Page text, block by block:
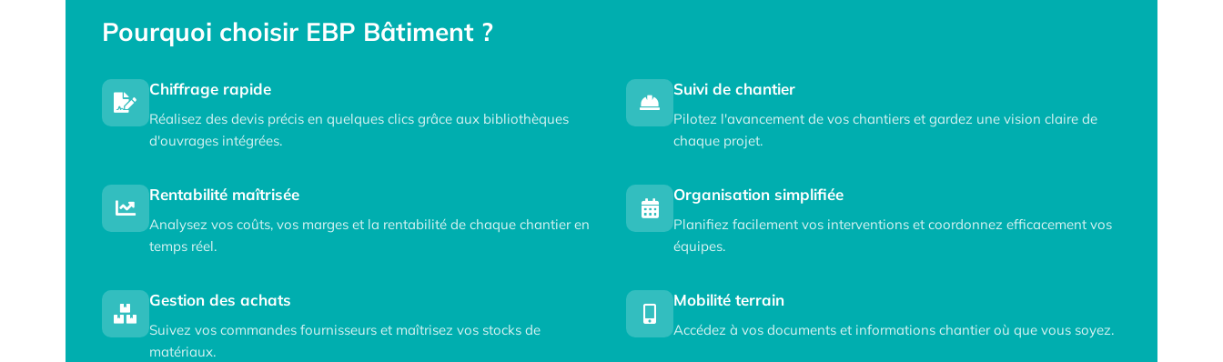
Pourquoi choisir EBP Bâtiment ?
Chiffrage rapide
Réalisez des devis précis en quelques clics grâce aux bibliothèques
d'ouvrages intégrées.
Suivi de chantier
Pilotez l'avancement de vos chantiers et gardez une vision claire de
chaque projet.
Rentabilité maîtrisée
Analysez vos coûts, vos marges et la rentabilité de chaque chantier en
temps réel.
Organisation simplifiée
Planifiez facilement vos interventions et coordonnez efficacement vos
équipes.
Gestion des achats
Suivez vos commandes fournisseurs et maîtrisez vos stocks de
matériaux.
Mobilité terrain
Accédez à vos documents et informations chantier où que vous soyez.